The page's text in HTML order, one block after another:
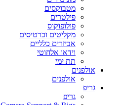
מטבוקסים
פילטרים
פולופוקוס
מקליטים וכרטיסים
אביזרים כלליים
וידאו אלחוטי
תת ימי
אולפנים
אולפנים
גריפ
גריפ